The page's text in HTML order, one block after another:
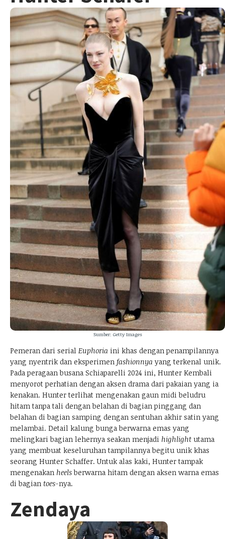
Sumber: Getty Images
Pemeran dari serial Euphoria ini khas dengan penampilannya
yang nyentrik dan eksperimen fashionnya yang terkenal unik.
Pada peragaan busana Schiaparelli 2024 ini, Hunter Kembali
menyorot perhatian dengan aksen drama dari pakaian yang ia
kenakan. Hunter terlihat mengenakan gaun midi beludru
hitam tanpa tali dengan belahan di bagian pinggang dan
belahan di bagian samping dengan sentuhan akhir satin yang
melambai. Detail kalung bunga berwarna emas yang
melingkari bagian lehernya seakan menjadi highlightutama
yang membuat keseluruhan tampilannya begitu unik khas
seorang Hunter Schaffer. Untuk alas kaki, Hunter tampak
mengenakan heelsberwarna hitam dengan aksen warna emas
di bagian toes-nya.
Zendaya